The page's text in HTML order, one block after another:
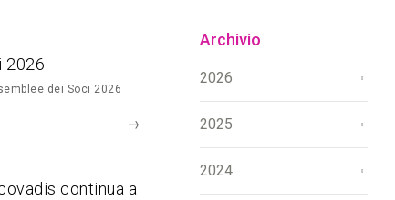
2026
dei Soci 2026
continua a
Archivio
2026
2025
2024